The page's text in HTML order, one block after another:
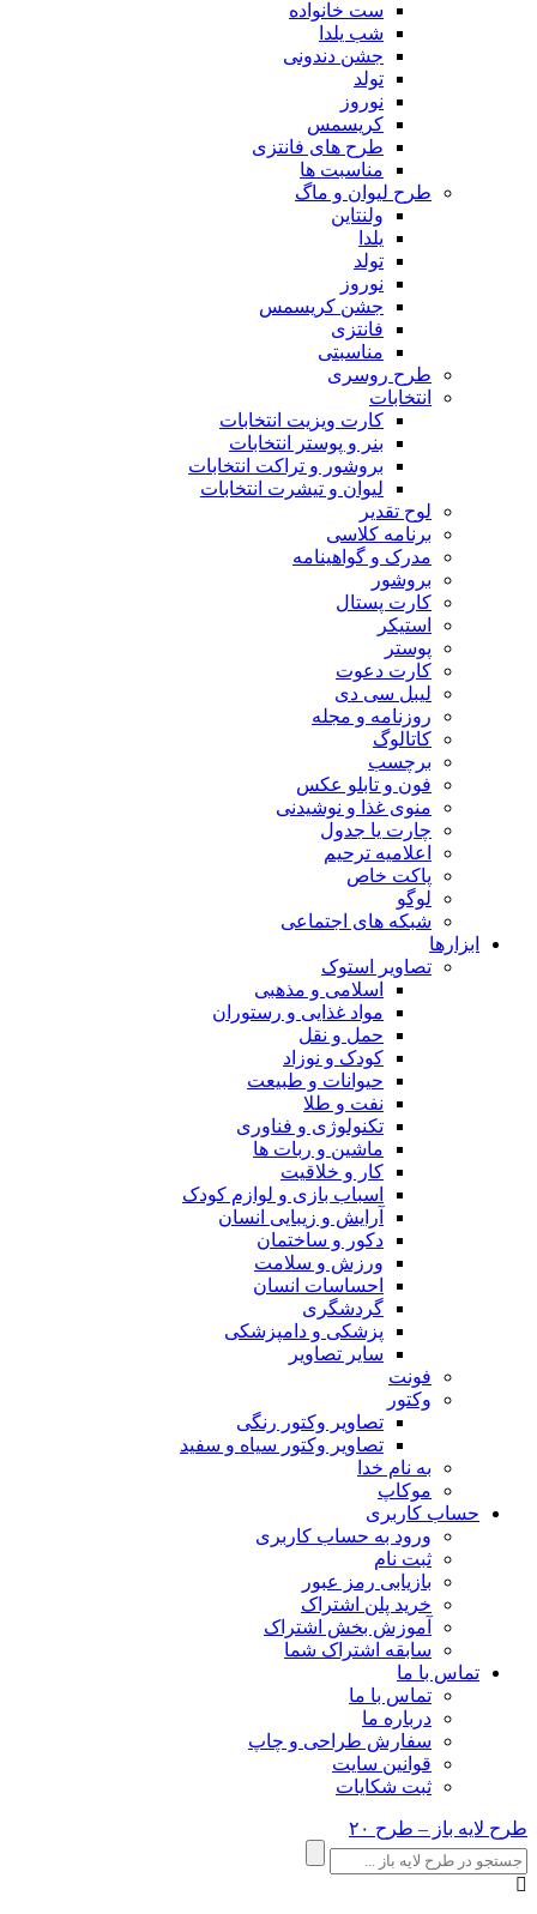
ست خانواده
شب یلدا
جشن دندونی
تولد
نوروز
کریسمس
طرح های فانتزی
مناسبت ها
طرح لیوان و ماگ
ولنتاین
یلدا
تولد
نوروز
جشن کریسمس
فانتزی
مناسبتی
طرح روسری
انتخابات
کارت ویزیت انتخابات
بنر و پوستر انتخابات
بروشور و تراکت انتخابات
لیوان و تیشرت انتخابات
لوح تقدیر
برنامه کلاسی
مدرک و گواهینامه
بروشور
کارت پستال
استیکر
پوستر
کارت دعوت
لیبل سی دی
روزنامه و مجله
کاتالوگ
برچسب
فون و تابلو عکس
منوی غذا و نوشیدنی
چارت یا جدول
اعلاميه ترحيم
پاکت خاص
لوگو
شبکه های اجتماعی
ابزارها
تصاویر استوک
اسلامی و مذهبی
مواد غذایی و رستوران
حمل و نقل
کودک و نوزاد
حیوانات و طبیعت
نفت و طلا
تکنولوژی و فناوری
ماشین و ربات ها
کار و خلاقیت
اسباب بازی و لوازم کودک
آرایش و زیبایی انسان
دکور و ساختمان
ورزش و سلامت
احساسات انسان
گردشگری
پزشکی و دامپزشکی
سایر تصاویر
فونت
وکتور
تصاویر وکتور رنگی
تصاویر وکتور سیاه و سفید
به نام خدا
موکاپ
حساب کاربری
ورود به حساب کاربری
ثبت نام
بازیابی رمز عبور
خرید پلن اشتراک
آموزش بخش اشتراک
سابقه اشتراک شما
تماس با ما
تماس با ما
درباره ما
سفارش طراحی و چاپ
قوانین سایت
ثبت شکایات
طرح لایه باز – طرح ۲۰